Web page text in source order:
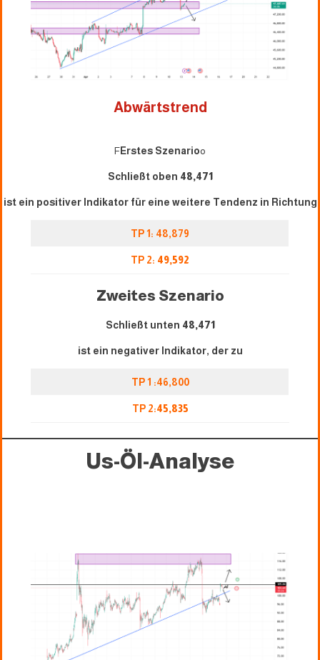
Abwärtstrend
FErstes Szenarioo
Schließt oben 48,471
ist ein positiver Indikator für eine weitere Tendenz in Richtung
TP 1: 48,879
TP 2: 49,592
Zweites Szenario
Schließt unten 48,471
ist ein negativer Indikator, der zu
TP 1 :46,800
TP 2:45,835
Us-Öl-Analyse